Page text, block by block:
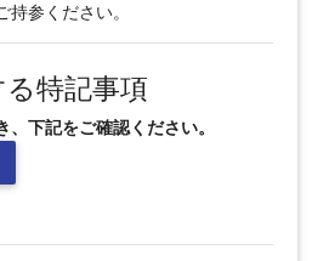
参ください。
特記事項
下記をご確認ください。